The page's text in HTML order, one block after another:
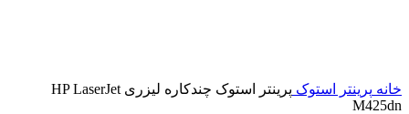
خانه پرینتر استوک
پرینتر استوک چندکاره لیزری HP LaserJet
M425dn